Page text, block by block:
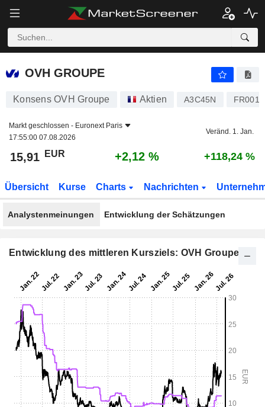
OVH GROUPE
OVH GROUPE
Konsens OVH Groupe Aktien A3C45N
Markt geschlossen - Euronext Paris
17:55:00 07.08.2026
Veränd. 1. Jan.
15,91 EUR +2,12 % +118,24 %
Übersicht Kurse Charts Nachrichten
Analystenmeinungen Entwicklung der Schätzungen
Entwicklung des mittleren Kursziels: OVH Groupe